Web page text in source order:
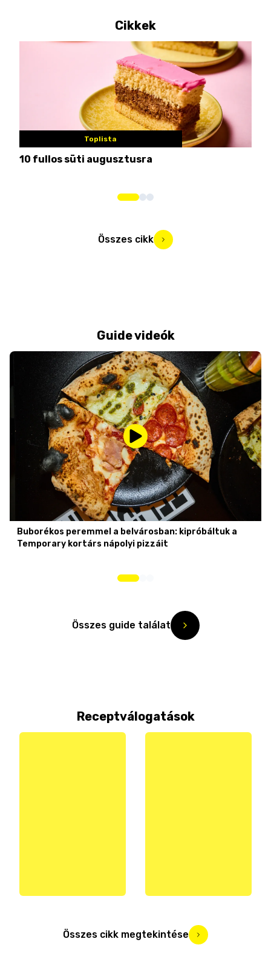
Cikkek
Toplista
10 fullos süti augusztusra
Összes cikk
Guide videók
Buborékos peremmel a belvárosban: kipróbáltuk a
Temporary kortárs nápolyi pizzáit
Összes guide találat
Receptválogatások
Összes cikk megtekintése